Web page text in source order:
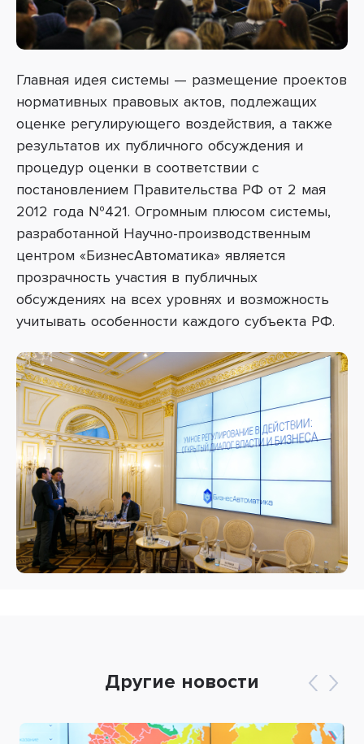
Главная идея системы — размещение проектов
нормативных правовых актов, подлежащих
оценке регулирующего воздействия, а также
результатов их публичного обсуждения и
процедур оценки в соответствии с
постановлением Правительства РФ от 2 мая
2012 года №421. Огромным плюсом системы,
разработанной Научно-производственным
центром «БизнесАвтоматика» является
прозрачность участия в публичных
обсуждениях на всех уровнях и возможность
учитывать особенности каждого субъекта РФ.
Другие новости